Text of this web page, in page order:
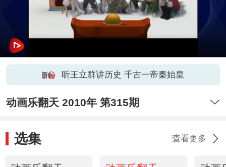
听王立群讲历史 千古一帝秦始皇
动画乐翻天 2010年 第315期
选集 查看更多